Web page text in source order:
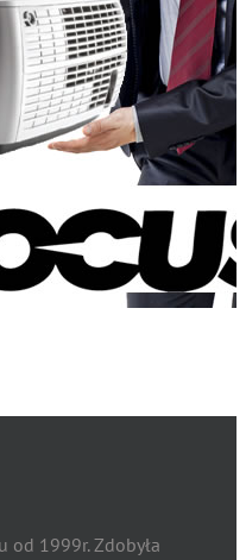
17
Details
od 1999r. Zdobyła